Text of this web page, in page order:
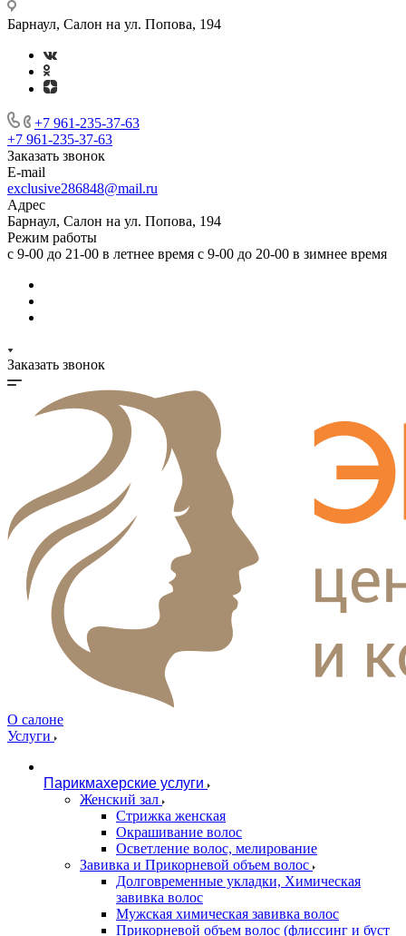
Барнаул, Салон на ул. Попова, 194
+7 961-235-37-63
+7 961-235-37-63
Заказать звонок
E-mail
exclusive286848@mail.ru
Адрес
Барнаул, Салон на ул. Попова, 194
Режим работы
с 9-00 до 21-00 в летнее время с 9-00 до 20-00 в зимнее время
Заказать звонок
О салоне
Услуги
Парикмахерские услуги
Женский зал
Стрижка женская
Окрашивание волос
Осветление волос, мелирование
Завивка и Прикорневой объем волос
Долговременные укладки, Химическая
завивка волос
Мужская химическая завивка волос
Прикорневой объем волос (флиссинг и буст